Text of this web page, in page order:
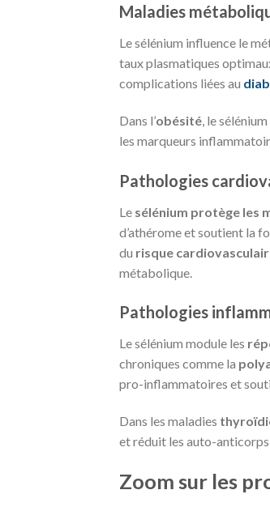
Maladies
Le sélénium influence le
taux plasmatiques
complications liées au
Dans l’obésité , le
les marqueurs
Pathologies
Le sélénium protège les
d’athérome et soutient la
du risque
métabolique.
Pathologies
Le sélénium module les
chroniques comme la
pro-inflammatoires et
Dans les maladies
et réduit les auto-
Zoom sur les